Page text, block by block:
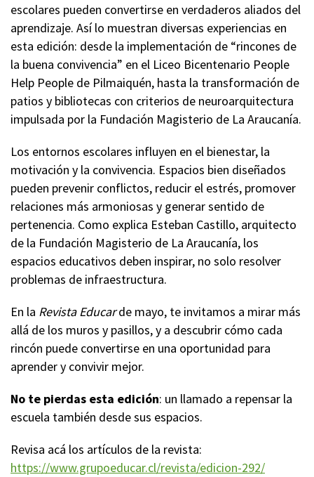
escolares pueden convertirse en verdaderos aliados del
aprendizaje. Así lo muestran diversas experiencias en
esta edición: desde la implementación de “rincones de
la buena convivencia” en el Liceo Bicentenario People
Help People de Pilmaiquén, hasta la transformación de
patios y bibliotecas con criterios de neuroarquitectura
impulsada por la Fundación Magisterio de La Araucanía.
Los entornos escolares influyen en el bienestar, la
motivación y la convivencia. Espacios bien diseñados
pueden prevenir conflictos, reducir el estrés, promover
relaciones más armoniosas y generar sentido de
pertenencia. Como explica Esteban Castillo, arquitecto
de la Fundación Magisterio de La Araucanía, los
espacios educativos deben inspirar, no solo resolver
problemas de infraestructura.
En la Revista Educarde mayo, te invitamos a mirar más
allá de los muros y pasillos, y a descubrir cómo cada
rincón puede convertirse en una oportunidad para
aprender y convivir mejor.
No te pierdas esta edición: un llamado a repensar la
escuela también desde sus espacios.
Revisa acá los artículos de la revista:
https://www.grupoeducar.cl/revista/edicion-292/